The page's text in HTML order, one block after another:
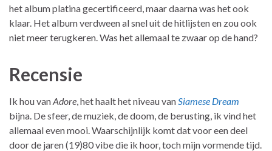
het album platina gecertificeerd, maar daarna was het ook
klaar. Het album verdween al snel uit de hitlijsten en zou ook
niet meer terugkeren. Was het allemaal te zwaar op de hand?
Recensie
Ik hou vanAdore, het haalt het niveau vanSiamese Dream
bijna. De sfeer, de muziek, de doom, de berusting, ik vind het
allemaal even mooi. Waarschijnlijk komt dat voor een deel
door de jaren (19)80 vibe die ik hoor, toch mijn vormende tijd.